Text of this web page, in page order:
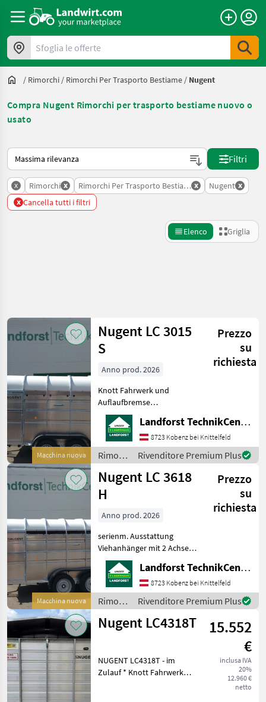
Sfoglia le offerte
/ Rimorchi / Rimorchi Per Trasporto Bestiame / Nugent
Compra Nugent Rimorchi per trasporto bestiame nuovo o
usato
Ecco come viene ordinato su Landwirt.com
Filtri
x Rimorchi x Rimorchi Per Trasporto Bestiamex Nugent x
x Cancella tutti i filtri
Elenco Griglia
ricerca
Paese
PERCORSO
ATTUALE
Settore
agricolo
Rimorchi
Rimorchi
Per
Trasporto
Bestiame
SCEGLI
CATEGORIA
Nugent
Böckmann
Humbaur
Pronar
Joskin
WTC
Reimposta
Mostra
13
risultati
Macchina nuova
Nugent LC 3015
S
Prezzo
su
richiesta
Anno prod. 2026
Knott Fahrwerk und
Auflaufbremse
Parabelblattfedern
***Spezial-Federung
PARABOLIC EQUALIZER***
Rückfahrautomatik
Abschließbare
Anhängekupplung
massives Stützrad 30
Landforst TechnikCenter Knittelfeld
8723 Kobenz bei Knittelfeld
Rimorchi
/
Nugent
Rivenditore Premium Plus
Macchina nuova
Nugent LC 3618
H
Prezzo
su
richiesta
Anno prod. 2026
serienm. Ausstattung
Viehanhänger mit 2 Achsen
Abmessungen: L 3, 71m / B
1, 80m / H 1, 93m
Höchstzulässiges
Gesamtgewicht 3.500 kg
Eigengewicht ca. 1.250 kg /
Nutzlast
Landforst TechnikCenter Knittelfeld
8723 Kobenz bei Knittelfeld
Rimorchi
/
Nugent
Rivenditore Premium Plus
Nugent LC4318T
15.552
€
inclusa IVA
20%
12.960 €
netto
NUGENT LC4318T - im
Zulauf * Knott Fahrwerk